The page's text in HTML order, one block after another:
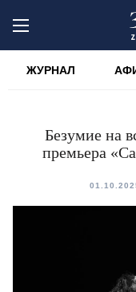
ЖУРНАЛ
Безумие на
премьера